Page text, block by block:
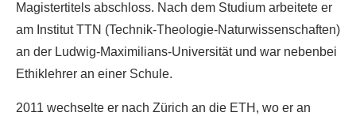
Magistertitels abschloss. Nach dem Studium arbeitete er
am Institut TTN (Technik-Theologie-Naturwissenschaften)
an der Ludwig-Maximilians-Universität und war nebenbei
Ethiklehrer an einer Schule.
2011 wechselte er nach Zürich an die ETH, wo er an